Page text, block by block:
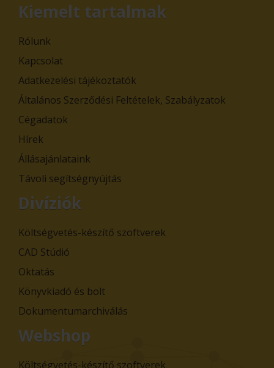
Kiemelt tartalmak
Rólunk
Kapcsolat
Adatkezelési tájékoztatók
Általános Szerződési Feltételek, Szabályzatok
Cégadatok
Hírek
Állásajánlataink
Távoli segítségnyújtás
Divíziók
Költségvetés-készítő szoftverek
CAD Stúdió
Oktatás
Könyvkiadó és bolt
Dokumentumarchiválás
Webshop
Költségvetés-készítő szoftverek